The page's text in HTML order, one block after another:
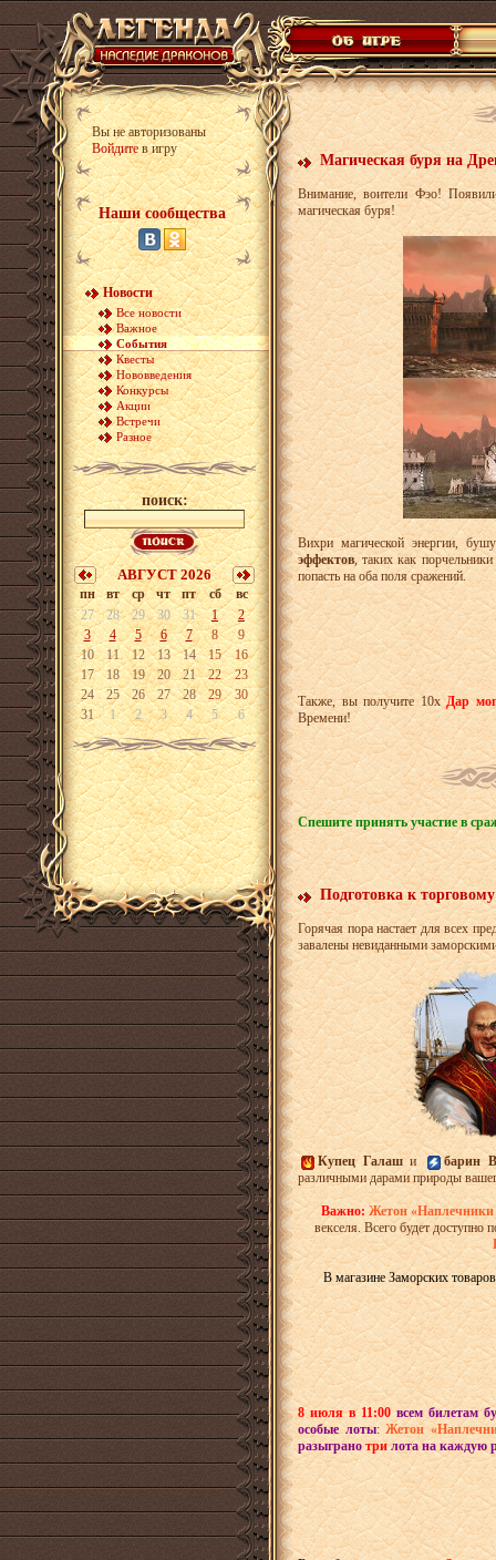
Вы не авторизованы
Войдитев игру
Наши сообщества
Новости
Все новости
Важное
События
Квесты
Нововведения
Конкурсы
Акции
Встречи
Разное
поиск:
АВГУСТ 2026
пн вт ср чт пт сб
вс
27
28 29 30 31 1
2
3
4 5 6 7 8
9
10
11 12 13 14 15
16
17
18 19 20 21 22
23
24
25 26 27 28 29
30
31
1 2 3 4 5 6
Магическая буря на
Внимание, воители Фэо!
магическая буря!
Вихри магической энергии,
эффектов, таких как
попасть на оба поля сражений.
Также, вы получите 10xДар
Времени!
Спешите принять участие в
Подготовка к
Горячая пора настает для всех
завалены невиданными
Купец Галаши
барин
различными дарами природы
Важно:Жетон
векселя. Всего будет доступно
В магазине Заморских
8 июля в 11:00всем билетам
особые лоты: Жетон
разыгранотрилота на каждую